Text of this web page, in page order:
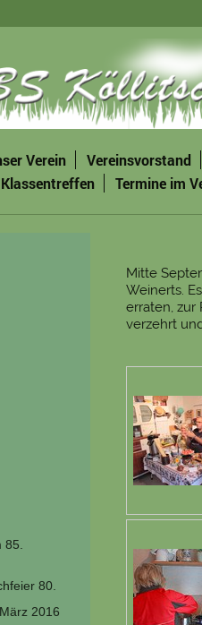
Verein
Vereinsvorstand
Termine im
Mitte
Weinerts.
erraten, zur
verzehrt
80.
2016